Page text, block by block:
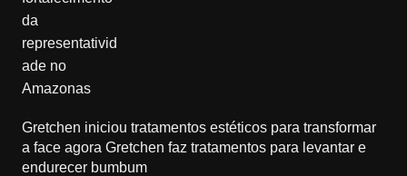
Gretchen iniciou tratamentos estéticos para transformar
a face agora Gretchen faz tratamentos para levantar e
endurecer bumbum